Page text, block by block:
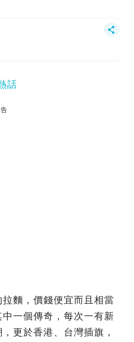
話
麵，價錢便宜而且相當
一個傳奇，每次一有新
更於香港、台灣插旗，